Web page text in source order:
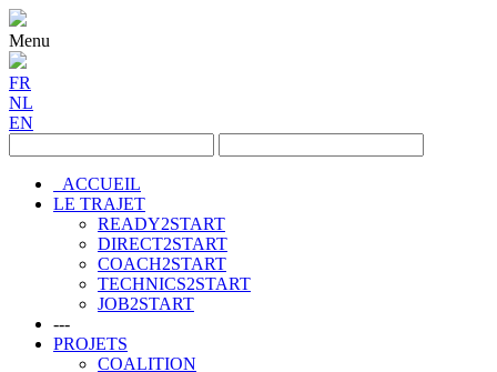
Menu
FR
NL
EN
ACCUEIL
LE TRAJET
READY2START
DIRECT2START
COACH2START
TECHNICS2START
JOB2START
---
PROJETS
COALITION